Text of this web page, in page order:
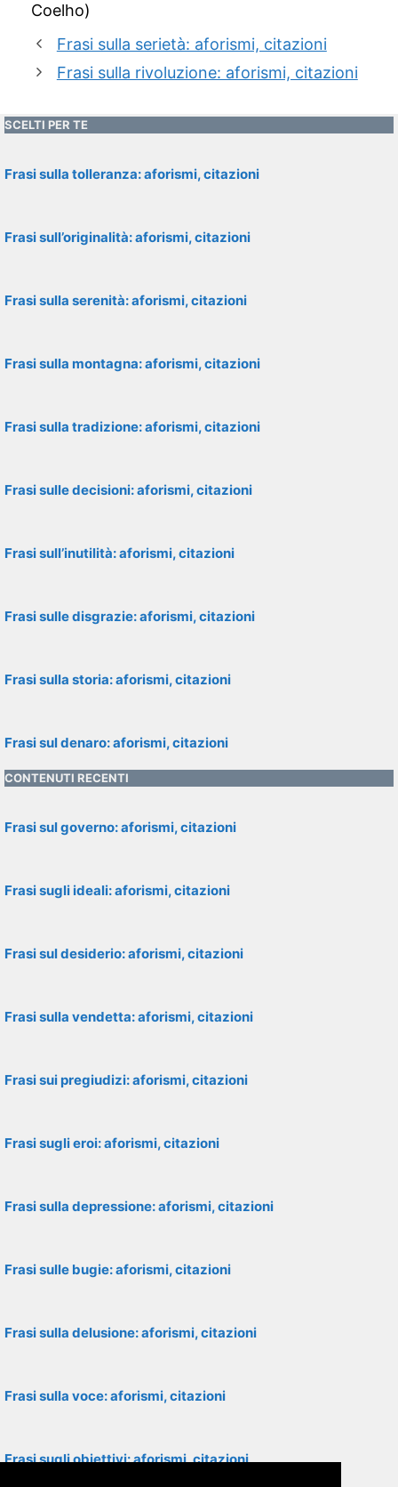
Coelho)
Frasi sulla serietà: aforismi, citazioni
Frasi sulla rivoluzione: aforismi, citazioni
SCELTI PER TE
Frasi sulla tolleranza: aforismi, citazioni
Frasi sull’originalità: aforismi, citazioni
Frasi sulla serenità: aforismi, citazioni
Frasi sulla montagna: aforismi, citazioni
Frasi sulla tradizione: aforismi, citazioni
Frasi sulle decisioni: aforismi, citazioni
Frasi sull’inutilità: aforismi, citazioni
Frasi sulle disgrazie: aforismi, citazioni
Frasi sulla storia: aforismi, citazioni
Frasi sul denaro: aforismi, citazioni
CONTENUTI RECENTI
Frasi sul governo: aforismi, citazioni
Frasi sugli ideali: aforismi, citazioni
Frasi sul desiderio: aforismi, citazioni
Frasi sulla vendetta: aforismi, citazioni
Frasi sui pregiudizi: aforismi, citazioni
Frasi sugli eroi: aforismi, citazioni
Frasi sulla depressione: aforismi, citazioni
Frasi sulle bugie: aforismi, citazioni
Frasi sulla delusione: aforismi, citazioni
Frasi sulla voce: aforismi, citazioni
Frasi sugli obiettivi: aforismi, citazioni